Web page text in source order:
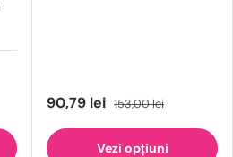
90,79 lei 153,00 lei
Vezi opțiuni